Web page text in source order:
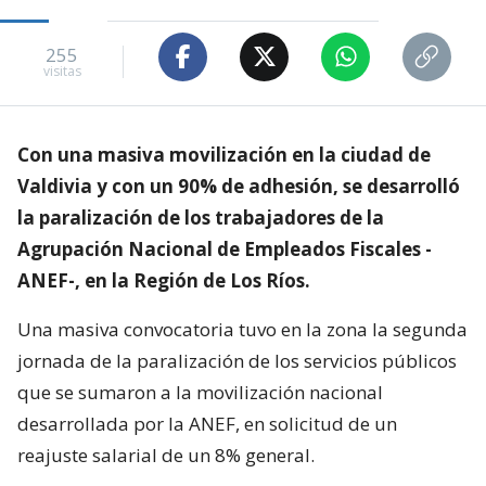
255
visitas
Con una masiva movilización en la ciudad de
Valdivia y con un 90% de adhesión, se desarrolló
la paralización de los trabajadores de la
Agrupación Nacional de Empleados Fiscales -
ANEF-, en la Región de Los Ríos.
Una masiva convocatoria tuvo en la zona la segunda
jornada de la paralización de los servicios públicos
que se sumaron a la movilización nacional
desarrollada por la ANEF, en solicitud de un
reajuste salarial de un 8% general.